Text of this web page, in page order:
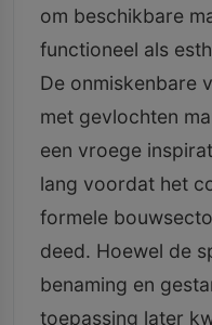
om beschikbare
functioneel als
De onmiskenbare
met gevlochten
een vroege
lang voordat het
formele
deed. Hoewel de
benaming en
toepassing later